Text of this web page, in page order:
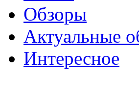
Обзоры
Актуальные
Интересное